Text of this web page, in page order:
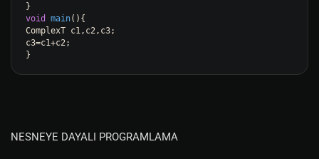
void
main() {
ComplexT c1,c2,c3;
c3=c1+c2;
NESNEYE DAYALI PROGRAMLAMA